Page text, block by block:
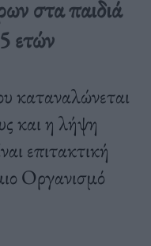
στα παιδιά
ετών
καταναλώνεται
και η λήψη
επιτακτική
Οργανισμό